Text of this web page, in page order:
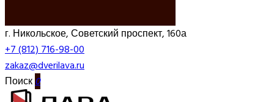
г. Никольское, Советский проспект, 160а
+7 (812) 716-98-00
zakaz@dverilava.ru
Поиск0